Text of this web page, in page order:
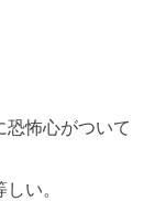
恐怖心がついて
い。